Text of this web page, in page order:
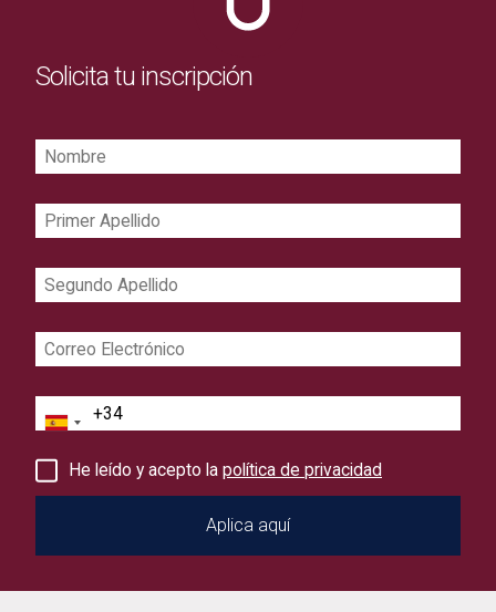
Solicita tu inscripción
Nombre
Primer
Apellido
Segundo
Apellido
Correo
Electrónico
Teléfono
He leído y acepto la política de privacidad